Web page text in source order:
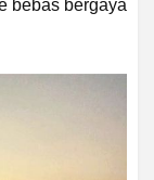
bebas bergaya